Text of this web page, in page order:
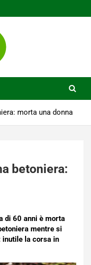
morta una donna
betoniera:
di 60 anni è morta
mentre si
inutile la corsa in